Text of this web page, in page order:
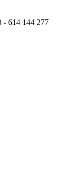
- 614 144 277